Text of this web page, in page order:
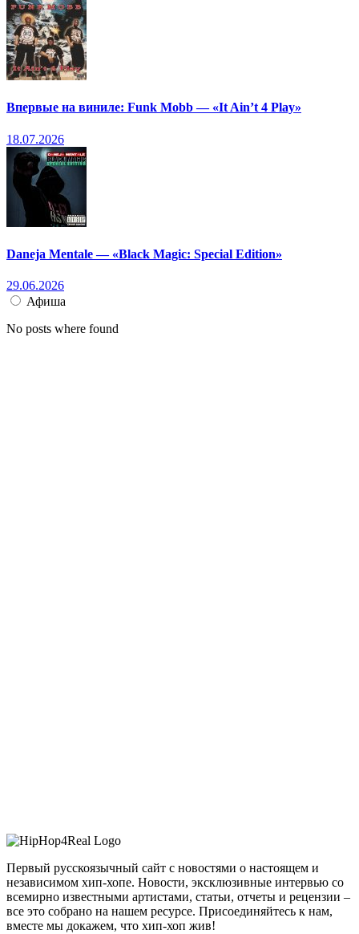
Впервые на виниле: Funk Mobb — «It Ain’t 4 Play»
18.07.2026
Daneja Mentale — «Black Magic: Special Edition»
29.06.2026
Афиша
No posts where found
Первый русскоязычный сайт с новостями о настоящем и
независимом хип-хопе. Новости, эксклюзивные интервью со
всемирно известными артистами, статьи, отчеты и рецензии –
все это собрано на нашем ресурсе. Присоединяйтесь к нам,
вместе мы докажем, что хип-хоп жив!